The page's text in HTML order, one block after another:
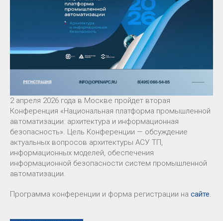
2 апреля 2026 года в Москве пройдет вторая
Конференция «Национальная платформа промышленной
автоматизации: архитектура и информационная
безопасность». Цель Конференции — обсуждение
актуальных вопросов архитектуры АСУ ТП,
информационных моделей, обеспечения
информационной безопасности систем промышленной
автоматизации.
Программа конференции и форма регистрации на сайте.